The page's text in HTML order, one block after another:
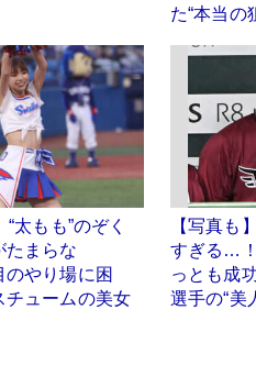
た“本当の
“太もも”のぞく
たまらな
やり場に困
チュームの美女
【写真も
すぎる…
っとも成
選手の“美